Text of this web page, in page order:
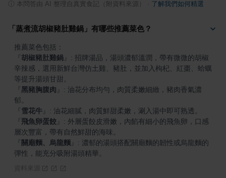
本問答由 AI 整理自真實食記（附資料來源） 了解我們如何精選
「蒸煮流胡椒豬肚雞鍋」有哪些推薦菜色？
胡椒豬肚雞鍋
: 招牌湯品，湯頭濃郁溫潤，帶有微微的胡椒
辛辣感，選用新鮮台灣仿土雞、豬肚，並加入枸杞、紅棗、蛤蠣
黑豬胸腹肉
: 油花分布均勻，肉質柔嫩細緻，豬肉香氣濃
雪花牛
飛魚卵蛋餃
: 外層蛋餃皮滑嫩，內餡有細小的飛魚卵，口感
關廟麵、烏龍麵
: 濃郁的湯頭搭配關廟麵的韌性或烏龍麵的
彈性，能充分吸附湯頭精華。